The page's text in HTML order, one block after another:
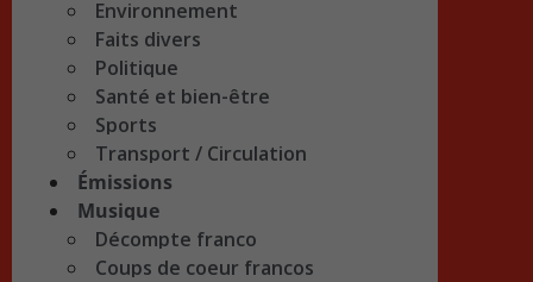
Environnement
Faits divers
Politique
Santé et bien-être
Sports
Transport / Circulation
Émissions
Musique
Décompte franco
Coups de coeur francos